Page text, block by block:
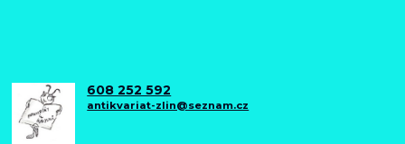
608 252 592
antikvariat-zlin@seznam.cz